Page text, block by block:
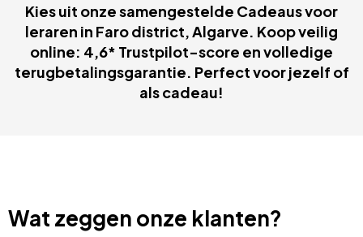
Kies uit onze samengestelde Cadeaus voor
leraren in Faro district, Algarve. Koop veilig
online: 4,6* Trustpilot-score en volledige
terugbetalingsgarantie. Perfect voor jezelf of
als cadeau!
Wat zeggen onze klanten?